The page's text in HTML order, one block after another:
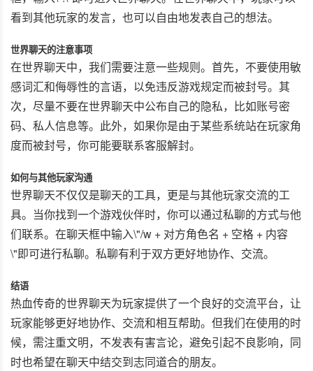
看到其他玩家的发言，也可以自由地发表自己的想法。
世界聊天的注意事项
在世界聊天中，我们需要注意一些规则。首先，不要使用敏
感词汇和侮辱性的言语，以免违反游戏规定而被封号。其
次，尽量不要在世界聊天中公布自己的隐私，比如账号密
码、私人信息等。此外，如果你是由于某些系统站在玩家角
度而被封号，你可能要联系客服解封。
如何与其他玩家沟通
世界聊天不仅仅是聊天的工具，更是与其他玩家交流的工
具。当你找到一个游戏伙伴时，你可以通过私聊的方式与他
们联系。在聊天框中输入\"/w + 对方角色名 + 空格 + 内容
\"即可进行私聊。私聊有利于双方更好地协作、交流。
结语
热血传奇的世界聊天为玩家提供了一个良好的交流平台，让
玩家能够更好地协作、交流和相互帮助。但我们在使用的时
候，需注重文明，不发表有害言论，避免引起不良影响，同
时也希望在聊天中结交到志同道合的朋友。